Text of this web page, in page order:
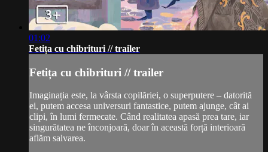
01:02
Fetița cu chibrituri // trailer
Fetița cu chibrituri // trailer
Imaginația este, la vârsta copilăriei, o superputere – datorită
ei, putem accesa universuri fantastice, putem ajunge, cât ai
clipi, în lumi fermecate. Când realitatea apasă prea tare, iar
singurătatea ne înconjoară, doar în această forță interioară
aflăm salvarea.